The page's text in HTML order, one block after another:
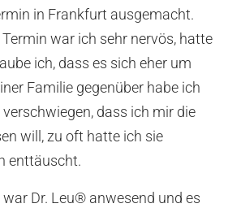
in Frankfurt ausgemacht.
war ich sehr nervös, hatte
ich, dass es sich eher um
Familie gegenüber habe ich
dass ich mir die
will, zu oft hatte ich sie
enttäuscht.
Dr. Leu® anwesend und es